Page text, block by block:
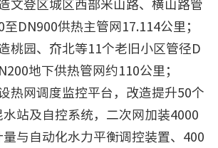
文登区城区西部米山路、横山路管
DN900供热主管网17.114公里；
造桃园、夼北等11个老旧小区管径D
地下供热管网约110公里；
设热网调度监控平台，改造提升50个
站及自控系统，二次网加装4000
与自动化水力平衡调控装置、400